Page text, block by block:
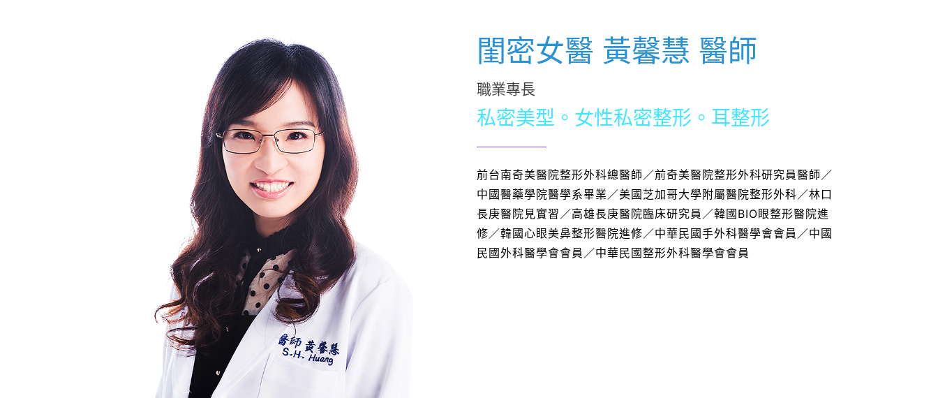
閨密女醫 黃馨慧 醫師
職業專長
私密美型。女性私密整形。耳整形
前台南奇美醫院整形外科總醫師／前奇美醫院整形外科研究員醫師／
中國醫藥學院醫學系畢業／美國芝加哥大學附屬醫院整形外科／林口
長庚醫院見實習／高雄長庚醫院臨床研究員／韓國BIO眼整形醫院進
修／韓國心眼美鼻整形醫院進修／中華民國手外科醫學會會員／中國
民國外科醫學會會員／中華民國整形外科醫學會會員